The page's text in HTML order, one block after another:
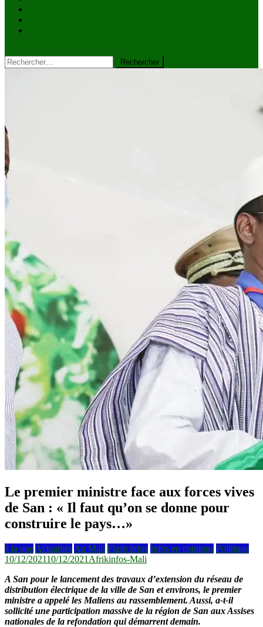
Rechercher :
Le premier ministre face aux forces vives
de San : « Il faut qu’on se donne pour
construire le pays…»
à la une Actualités Au Mali Flash infos Infos en continus Politique
10/12/202110/12/2021 Afrikinfos-Mali
A San pour le lancement des travaux d’extension du réseau de
distribution électrique de la ville de San et environs, le premier
ministre a appelé les Maliens au rassemblement. Aussi, a-t-il
sollicité une participation massive de la région de San aux Assises
nationales de la refondation qui démarrent demain.